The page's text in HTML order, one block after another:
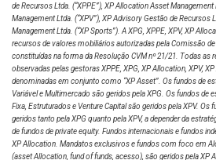
Thais Prado
Portfolio ManagerI
Regina Moraes
Analista
de Recursos Ltda. (“XPPE”), XP Allocation Asset
Management Ltda. (“XPV”), XP Advisory Gestão de Recursos
Management Ltda. (“XP Sports”). A XPG, XPPE, XPV, XP
recursos de valores mobiliários autorizadas pela Comissão
constituídas na forma da Resolução CVM nº 21/21. Todas as
observadas pelas gestoras XPPE, XPG, XP Allocation, XPV,
denominadas em conjunto como “XP Asset”. Os fundos de
Variável e Multimercado são geridos pela XPG. Os fundos de
Fixa, Estruturados e Venture Capital são geridos pela XPV. Os
geridos tanto pela XPG quanto pela XPV, a depender da
de fundos de private equity. Fundos internacionais e fundos
XP Allocation. Mandatos exclusivos e fundos com foco em
(asset Allocation, fund of funds, acesso), são geridos pela XP